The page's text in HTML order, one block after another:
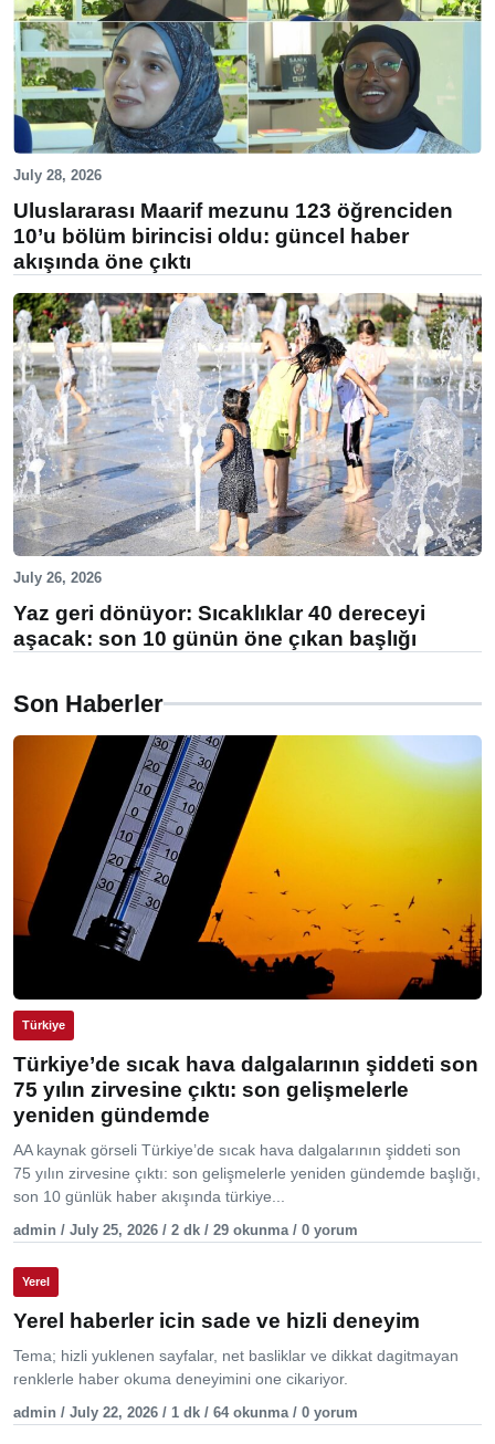
July 28, 2026
Uluslararası Maarif mezunu 123 öğrenciden
10’u bölüm birincisi oldu: güncel haber
akışında öne çıktı
July 26, 2026
Yaz geri dönüyor: Sıcaklıklar 40 dereceyi
aşacak: son 10 günün öne çıkan başlığı
Son Haberler
Türkiye
Türkiye’de sıcak hava dalgalarının şiddeti son
75 yılın zirvesine çıktı: son gelişmelerle
yeniden gündemde
AA kaynak görseli Türkiye’de sıcak hava dalgalarının şiddeti son
75 yılın zirvesine çıktı: son gelişmelerle yeniden gündemde başlığı,
son 10 günlük haber akışında türkiye...
admin / July 25, 2026 / 2 dk / 29 okunma / 0 yorum
Yerel
Yerel haberler icin sade ve hizli deneyim
Tema; hizli yuklenen sayfalar, net basliklar ve dikkat dagitmayan
renklerle haber okuma deneyimini one cikariyor.
admin / July 22, 2026 / 1 dk / 64 okunma / 0 yorum